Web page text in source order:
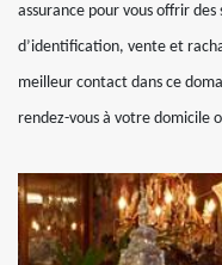
assurance pour vous offrir
d’identification, vente et
meilleur contact dans ce
rendez-vous à votre domicile